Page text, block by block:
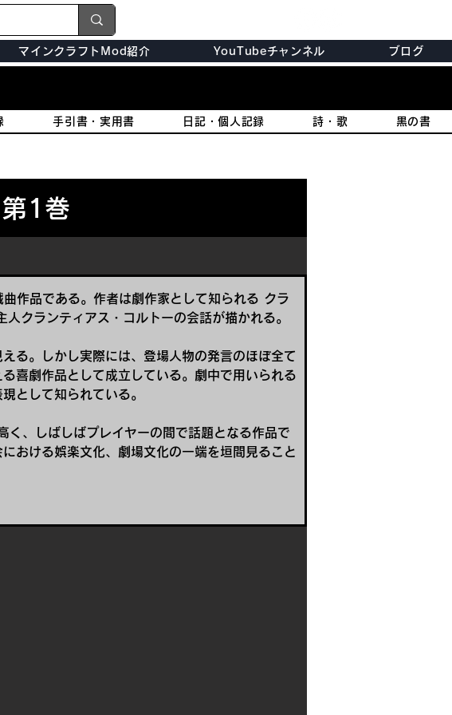
マインクラフトMod紹介 YouTubeチャンネル ブログ
手引書・実用書 日記・個人記録 詩・歌 黒の書
1巻
作品である。作者は劇作家として知られる クラ
クランティアス・コルトーの会話が描かれる。
る。しかし実際には、登場人物の発言のほぼ全て
喜劇作品として成立している。劇中で用いられる
として知られている。
、しばしばプレイヤーの間で話題となる作品で
おける娯楽文化、劇場文化の一端を垣間見ること